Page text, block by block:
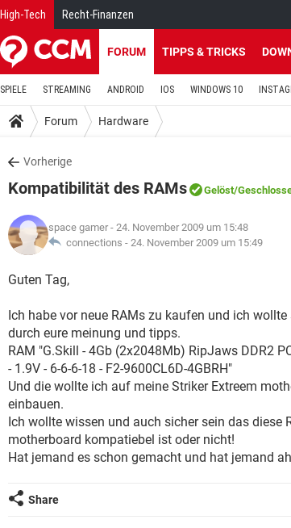
High-Tech Recht-Finanzen
FORUM TIPPS & TRICKS
SPIELE STREAMING ANDROID IOS WINDOWS 10
Forum Hardware
Vorherige
Kompatibilität des RAMs Gelöst/
space gamer - 24. November 2009 um 15:48
connections - 24. November 2009 um 15:49
Guten Tag,
Ich habe vor neue RAMs zu kaufen und ich wollte
durch eure meinung und tipps.
RAM "G.Skill - 4Gb (2x2048Mb) RipJaws DDR2
- 1.9V - 6-6-6-18 - F2-9600CL6D-4GBRH"
Und die wollte ich auf meine Striker Extreem
einbauen.
Ich wollte wissen und auch sicher sein das diese
motherboard kompatiebel ist oder nicht!
Hat jemand es schon gemacht und hat jemand
Share